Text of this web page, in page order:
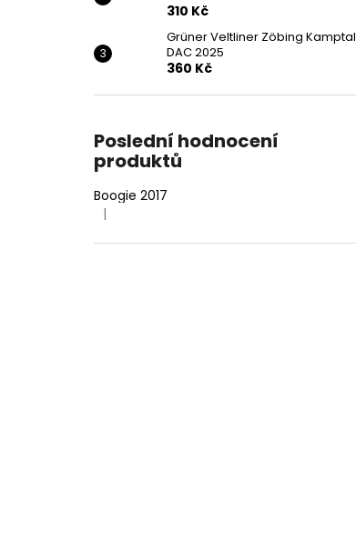
310 Kč
Grüner Veltliner Zöbing Kamptal
DAC 2025
360 Kč
Poslední hodnocení
produktů
Boogie 2017
Hodnocení produktu je 4 z 5 hvězdiček.
|